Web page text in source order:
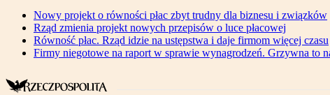
Nowy projekt o równości płac zbyt trudny dla biznesu i związków
Rząd zmienia projekt nowych przepisów o luce płacowej
Równość płac. Rząd idzie na ustępstwa i daje firmom więcej czasu
Firmy niegotowe na raport w sprawie wynagrodzeń. Grzywna to